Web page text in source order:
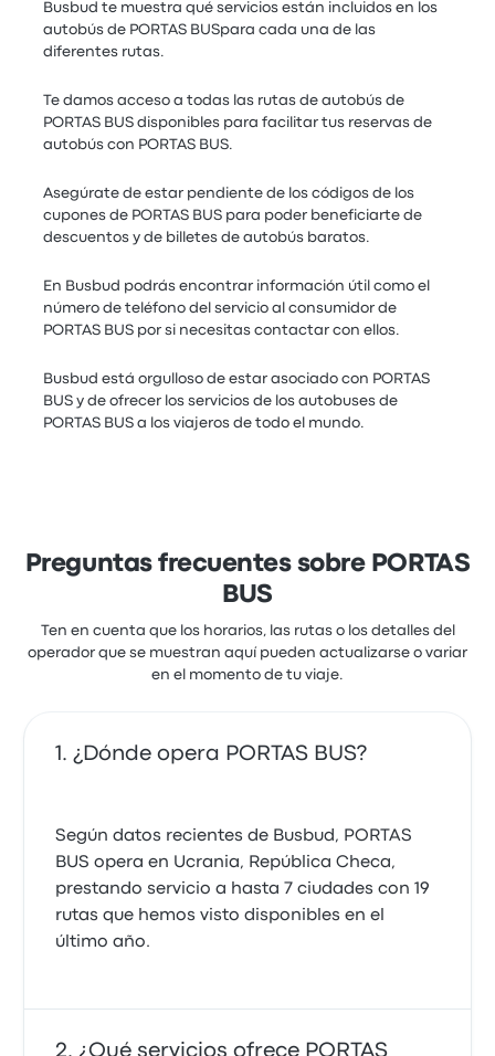
Busbud te muestra qué servicios están incluidos en los
autobús de PORTAS BUSpara cada una de las
diferentes rutas.
Te damos acceso a todas las rutas de autobús de
PORTAS BUS disponibles para facilitar tus reservas de
autobús con PORTAS BUS.
Asegúrate de estar pendiente de los códigos de los
cupones de PORTAS BUS para poder beneficiarte de
descuentos y de billetes de autobús baratos.
En Busbud podrás encontrar información útil como el
número de teléfono del servicio al consumidor de
PORTAS BUS por si necesitas contactar con ellos.
Busbud está orgulloso de estar asociado con PORTAS
BUS y de ofrecer los servicios de los autobuses de
PORTAS BUS a los viajeros de todo el mundo.
Preguntas frecuentes sobre PORTAS
BUS
Ten en cuenta que los horarios, las rutas o los detalles del
operador que se muestran aquí pueden actualizarse o variar
en el momento de tu viaje.
¿Dónde opera PORTAS BUS?
Según datos recientes de Busbud, PORTAS
BUS opera en Ucrania, República Checa,
prestando servicio a hasta 7 ciudades con 19
rutas que hemos visto disponibles en el
último año.
¿Qué servicios ofrece PORTAS